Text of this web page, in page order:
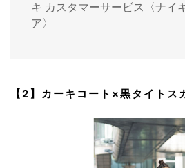
キ カスタマーサービス〈ナイ
ア〉
【2】カーキコート×黒タイトス